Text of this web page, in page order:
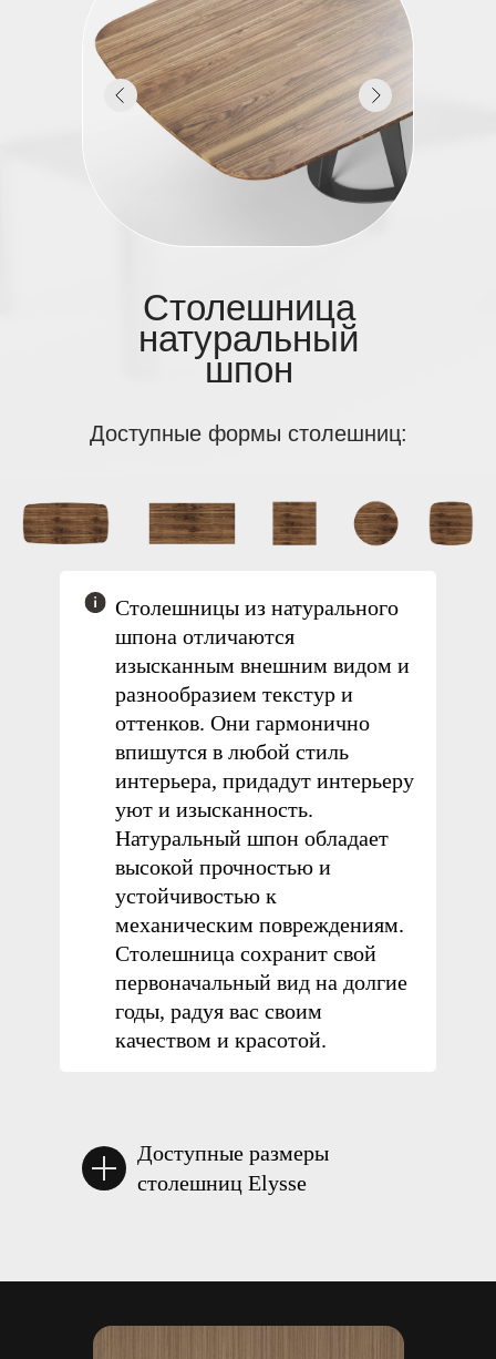
Столешница
натуральный
шпон
Доступные формы столешниц:
Столешницы из натурального
шпона отличаются
изысканным внешним видом и
разнообразием текстур и
оттенков. Они гармонично
впишутся в любой стиль
интерьера, придадут интерьеру
уют и изысканность.
Натуральный шпон обладает
высокой прочностью и
устойчивостью к
механическим повреждениям.
Столешница сохранит свой
первоначальный вид на долгие
годы, радуя вас своим
качеством и красотой.
Доступные размеры
столешниц Elysse